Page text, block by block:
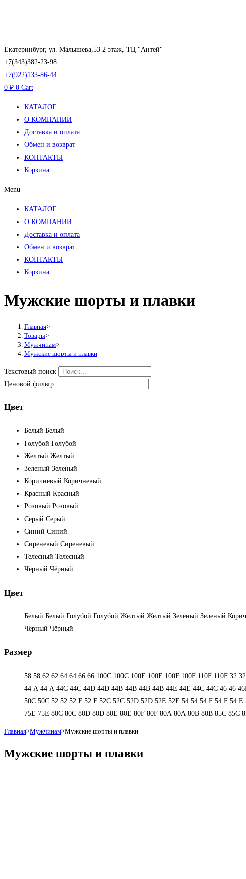
Екатеринбург, ул. Малышева,53 2 этаж, ТЦ "Антей"
+7(343)382-23-98
+7(922)133-86-44
0 ₽ 0 Cart
КАТАЛОГ
О КОМПАНИИ
Доставка и оплата
Обмен и возврат
КОНТАКТЫ
Корзина
Menu
КАТАЛОГ
О КОМПАНИИ
Доставка и оплата
Обмен и возврат
КОНТАКТЫ
Корзина
Мужские шорты и плавки
Главная>
Товары>
Мужчинам>
Мужские шорты и плавки
Текстовый поиск
Ценовой фильтр
Цвет
Белый Белый
Голубой Голубой
Желтый Желтый
Зеленый Зеленый
Коричневый Коричневый
Красный Красный
Розовый Розовый
Серый Серый
Синий Синий
Сиреневый Сиреневый
Телесный Телесный
Чёрный Чёрный
Цвет
Белый Белый Голубой Голубой Желтый Желтый Зеленый Зеленый
Чёрный Чёрный
Размер
58 58 62 62 64 64 66 66 100C 100C 100E 100E 100F 100F 110F 110F 32 32
44 А 44 А 44C 44C 44D 44D 44В 44В 44В 44В 44Е 44Е 44С 44С 46 46
50С 50С 52 52 52 F 52 F 52C 52C 52D 52D 52E 52E 54 54 54 F 54 F 54 Е
75E 75E 80C 80C 80D 80D 80E 80E 80F 80F 80А 80А 80В 80В 85C 85C
Главная>Мужчинам>Мужские шорты и плавки
Мужские шорты и плавки